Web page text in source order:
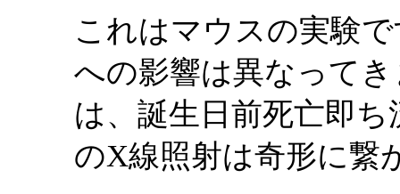
これはマウスの実験
への影響は異なって
は、誕生日前死亡即
のX線照射は奇形に繋